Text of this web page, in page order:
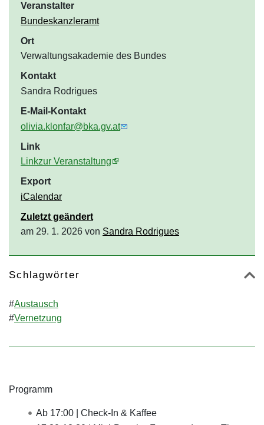
Veranstalter
Bundeskanzleramt
Ort
Verwaltungsakademie des Bundes
Kontakt
Sandra Rodrigues
E-Mail-Kontakt
olivia.klonfar@bka.gv.at
Link
Linkzur Veranstaltung
Export
iCalendar
Zuletzt geändert
am 29. 1. 2026 von Sandra Rodrigues
Schlagwörter
#Austausch
#Vernetzung
Programm
Ab 17:00 | Check-In & Kaffee